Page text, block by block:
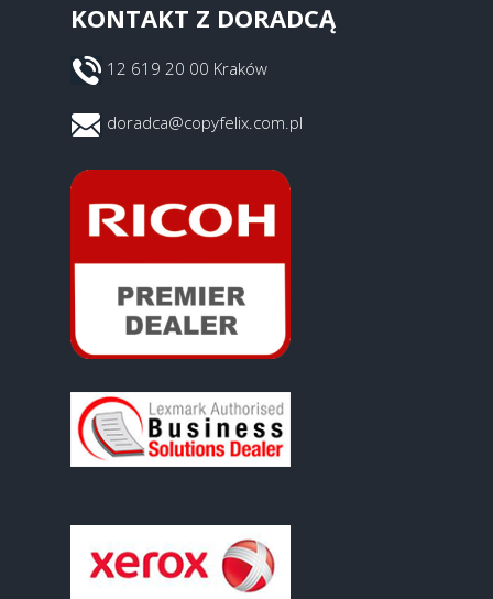
KONTAKT Z DORADCĄ
12 619 20 00 Kraków
doradca@copyfelix.com.pl